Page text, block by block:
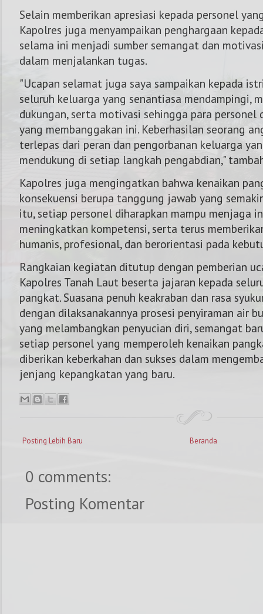
Selain memberikan apresiasi kepada personel
Kapolres juga menyampaikan penghargaan
selama ini menjadi sumber semangat dan
dalam menjalankan tugas.
"Ucapan selamat juga saya sampaikan kepada
seluruh keluarga yang senantiasa mendampingi,
dukungan, serta motivasi sehingga para personel
yang membanggakan ini. Keberhasilan seorang
terlepas dari peran dan pengorbanan keluarga
mendukung di setiap langkah pengabdian,"
Kapolres juga mengingatkan bahwa kenaikan
konsekuensi berupa tanggung jawab yang
itu, setiap personel diharapkan mampu menjaga
meningkatkan kompetensi, serta terus
humanis, profesional, dan berorientasi pada
Rangkaian kegiatan ditutup dengan pemberian
Kapolres Tanah Laut beserta jajaran kepada
pangkat. Suasana penuh keakraban dan rasa
dengan dilaksanakannya prosesi penyiraman air
yang melambangkan penyucian diri, semangat
setiap personel yang memperoleh kenaikan
diberikan keberkahan dan sukses dalam
jenjang kepangkatan yang baru.
Posting Lebih Baru Beranda
0 comments:
Posting Komentar